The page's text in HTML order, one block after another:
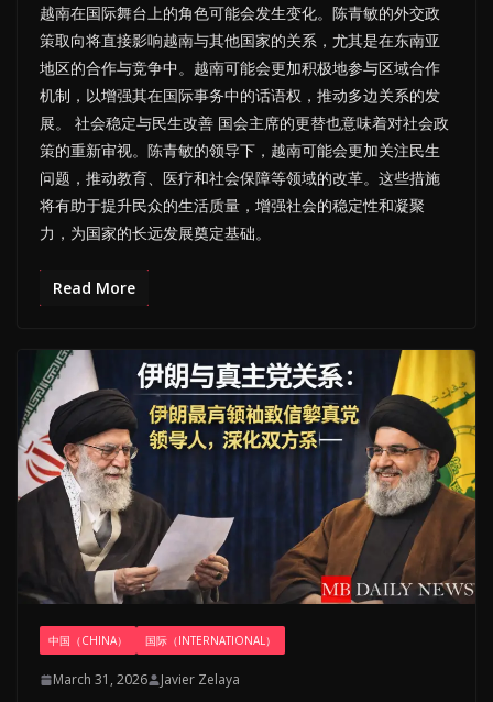
越南在国际舞台上的角色可能会发生变化。陈青敏的外交政
策取向将直接影响越南与其他国家的关系，尤其是在东南亚
地区的合作与竞争中。越南可能会更加积极地参与区域合作
机制，以增强其在国际事务中的话语权，推动多边关系的发
展。 社会稳定与民生改善 国会主席的更替也意味着对社会政
策的重新审视。陈青敏的领导下，越南可能会更加关注民生
问题，推动教育、医疗和社会保障等领域的改革。这些措施
将有助于提升民众的生活质量，增强社会的稳定性和凝聚
力，为国家的长远发展奠定基础。
Read More
中国（CHINA） 国际（INTERNATIONAL）
March 31, 2026 Javier Zelaya